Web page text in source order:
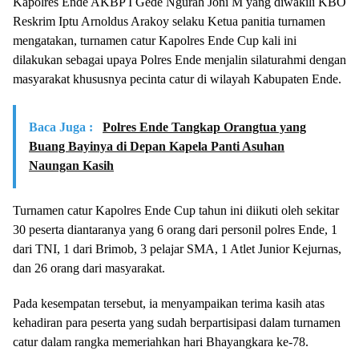
Reskrim Iptu Arnoldus Arakoy selaku Ketua panitia turnamen
mengatakan, turnamen catur Kapolres Ende Cup kali ini
dilakukan sebagai upaya Polres Ende menjalin silaturahmi dengan
masyarakat khususnya pecinta catur di wilayah Kabupaten Ende.
Baca Juga :
Polres Ende Tangkap Orangtua yang
Buang Bayinya di Depan Kapela Panti Asuhan
Naungan Kasih
Turnamen catur Kapolres Ende Cup tahun ini diikuti oleh sekitar
30 peserta diantaranya yang 6 orang dari personil polres Ende, 1
dari TNI, 1 dari Brimob, 3 pelajar SMA, 1 Atlet Junior Kejurnas,
dan 26 orang dari masyarakat.
Pada kesempatan tersebut, ia menyampaikan terima kasih atas
kehadiran para peserta yang sudah berpartisipasi dalam turnamen
catur dalam rangka memeriahkan hari Bhayangkara ke-78.